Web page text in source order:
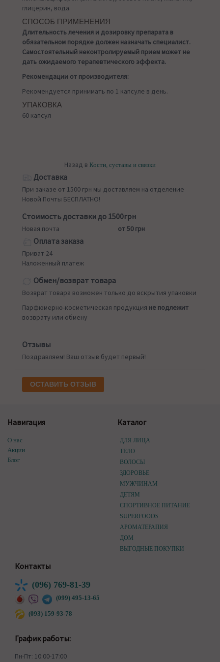
глицерин, вода.
СПОСОБ ПРИМЕНЕНИЯ
Длительность лечения и дозировку препарата в
обязательном порядке должен назначать специалист.
Самостоятельный неконтролируемый прием может не
дать ожидаемого терапевтического эффекта.
Рекомендации от производителя:
Рекомендуется принимать по 1 капсуле в день.
УПАКОВКА
60 капсул
Назад в Кости, суставы и связки
Доставка
При заказе от 1500 грн мы доставляем на отделение
Новой Почты БЕСПЛАТНО!
Стоимость доставки до 1500грн
Новая почта от 50 грн
Оплата заказа
Приват 24
Наложенный платеж
Обмен/возврат товара
Возврат товара возможен только до вскрытия упаковки
Парфюмерно-косметическая продукция не подлежит
возврату или обмену
Отзывы
Поздравляем! Ваш отзыв будет первый!
ОСТАВИТЬ ОТЗЫВ
Навигация
О нас
Акции
Блог
Каталог
ДЛЯ ЛИЦА
ТЕЛО
ВОЛОСЫ
ЗДОРОВЬЕ
МУЖЧИНАМ
ДЕТЯМ
СПОРТИВНОЕ ПИТАНИЕ
SUPERFOODS
АРОМАТЕРАПИЯ
ДОМ
ВЫГОДНЫЕ ПОКУПКИ
Контакты
(096) 769-81-39
(099) 495-13-65
(093) 159-93-78
График работы:
Пн-Пт: 10:00-17:00